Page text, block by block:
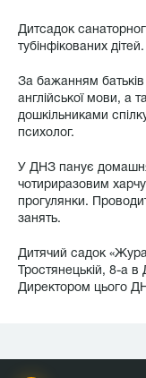
Дитсадок
тубінфікованих
За бажанням батьків
англійської мови, а
дошкільниками
психолог.
У ДНЗ панує
чотириразовим
прогулянки.
занять.
Дитячий садок
Тростянецькій, 8-а
Директором цього